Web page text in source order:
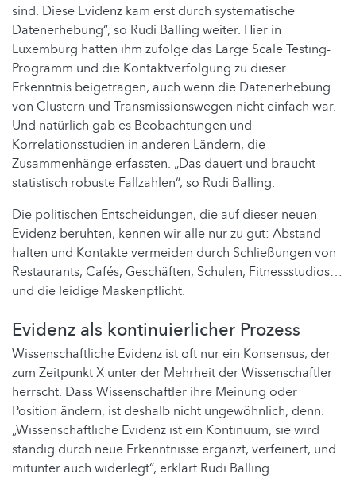
sind. Diese Evidenz kam erst durch systematische
Datenerhebung“, so Rudi Balling weiter. Hier in
Luxemburg hätten ihm zufolge das Large Scale Testing-
Programm und die Kontaktverfolgung zu dieser
Erkenntnis beigetragen, auch wenn die Datenerhebung
von Clustern und Transmissionswegen nicht einfach war.
Und natürlich gab es Beobachtungen und
Korrelationsstudien in anderen Ländern, die
Zusammenhänge erfassten. „Das dauert und braucht
statistisch robuste Fallzahlen“, so Rudi Balling.
Die politischen Entscheidungen, die auf dieser neuen
Evidenz beruhten, kennen wir alle nur zu gut: Abstand
halten und Kontakte vermeiden durch Schließungen von
Restaurants, Cafés, Geschäften, Schulen, Fitnessstudios…
und die leidige Maskenpflicht.
Evidenz als kontinuierlicher Prozess
Wissenschaftliche Evidenz ist oft nur ein Konsensus, der
zum Zeitpunkt X unter der Mehrheit der Wissenschaftler
herrscht. Dass Wissenschaftler ihre Meinung oder
Position ändern, ist deshalb nicht ungewöhnlich, denn.
„Wissenschaftliche Evidenz ist ein Kontinuum, sie wird
ständig durch neue Erkenntnisse ergänzt, verfeinert, und
mitunter auch widerlegt“, erklärt Rudi Balling.